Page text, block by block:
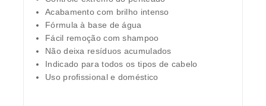
Acabamento com brilho intenso
Fórmula à base de água
Fácil remoção com shampoo
Não deixa resíduos acumulados
Indicado para todos os tipos de cabelo
Uso profissional e doméstico